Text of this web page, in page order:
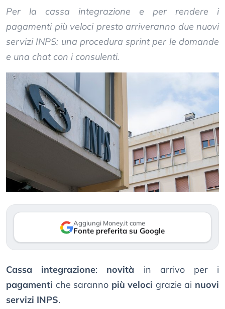
Per la cassa integrazione e per rendere i
pagamenti più veloci presto arriveranno due nuovi
servizi INPS: una procedura sprint per le domande
e una chat con i consulenti.
Aggiungi Money.it come
Fonte preferita su Google
Cassa integrazione: novità in arrivo per i
pagamenti che saranno più veloci grazie ai nuovi
servizi INPS.